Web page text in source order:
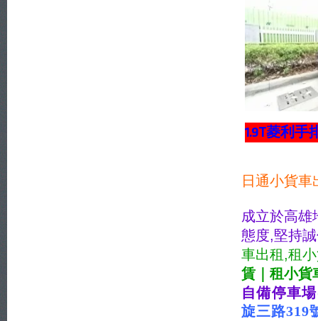
1.9T菱利手
日通小貨
成立於高
態度,堅持
車出租,租
賃｜租小貨
自備停車
旋三路319